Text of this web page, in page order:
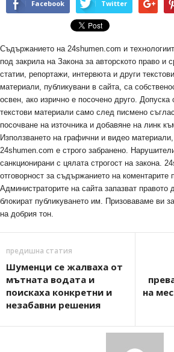
Facebook Twitter
Съдържанието на 24shumen.com и
под закрила на Закона за авторското право и
статии, репортажи, интервюта и други
материали, публикувани в сайта, са
освен, ако изрично е посочено друго. Допуска
текстови материали само след писмено
посочване на източника и добавяне на линк
Използването на графични и видео
24shumen.com е строго забранено.
санкционирани с цялата строгост на закона.
отговорност за съдържанието на коментарите
Администраторите на сайта запазват правото
блокират публикуването им. Призоваваме ви
на добрия тон.
предишна статия
Шуменци се жалваха от
мътната водата и
поискаха конкретни и
незабавни решения
на